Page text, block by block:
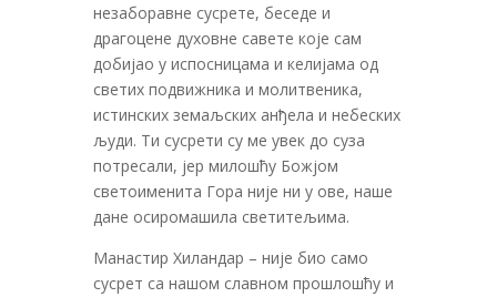
незаборавне сусрете, беседе и
драгоцене духовне савете које сам
добијао у испосницама и келијама од
светих подвижника и молитвеника,
истинских земаљских анђела и небеских
људи. Ти сусрети су ме увек до суза
потресали, јер милошћу Божјом
светоименита Гора није ни у ове, наше
дане осиромашила светитељима.
Манастир Хиландар – није био само
сусрет са нашом славном прошлошћу и